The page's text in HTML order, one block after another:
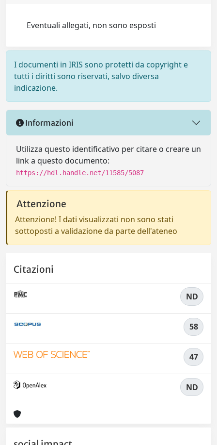
Eventuali allegati, non sono esposti
I documenti in IRIS sono protetti da copyright e
tutti i diritti sono riservati, salvo diversa
indicazione.
Informazioni
Utilizza questo identificativo per citare o creare un
link a questo documento:
https://hdl.handle.net/11585/5087
Attenzione
Attenzione! I dati visualizzati non sono stati
sottoposti a validazione da parte dell'ateneo
Citazioni
ND
58
47
ND